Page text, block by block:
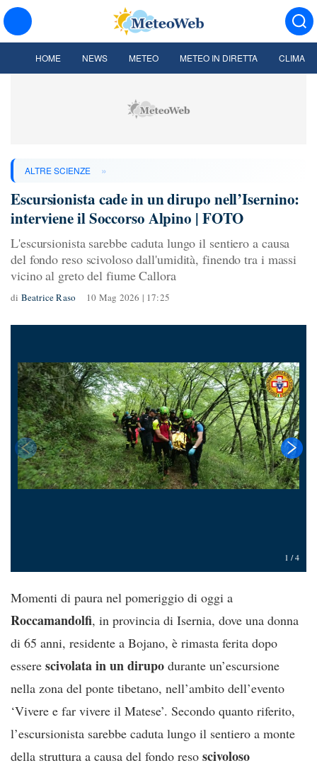
HOME NEWS METEO METEO IN DIRETTA CLIMA
ALTRE SCIENZE »
Escursionista cade in un dirupo nell’Isernino:
interviene il Soccorso Alpino | FOTO
L'escursionista sarebbe caduta lungo il sentiero a causa
del fondo reso scivoloso dall'umidità, finendo tra i massi
vicino al greto del fiume Callora
di Beatrice Raso 10 Mag 2026 | 17:25
1 /4
Momenti di paura nel pomeriggio di oggi a
Roccamandolfi, in provincia di Isernia, dove una donna
di 65 anni, residente a Bojano, è rimasta ferita dopo
essere scivolata in un dirupo durante un’escursione
nella zona del ponte tibetano, nell’ambito dell’evento
‘Vivere e far vivere il Matese’. Secondo quanto riferito,
l’escursionista sarebbe caduta lungo il sentiero a monte
della struttura a causa del fondo reso scivoloso